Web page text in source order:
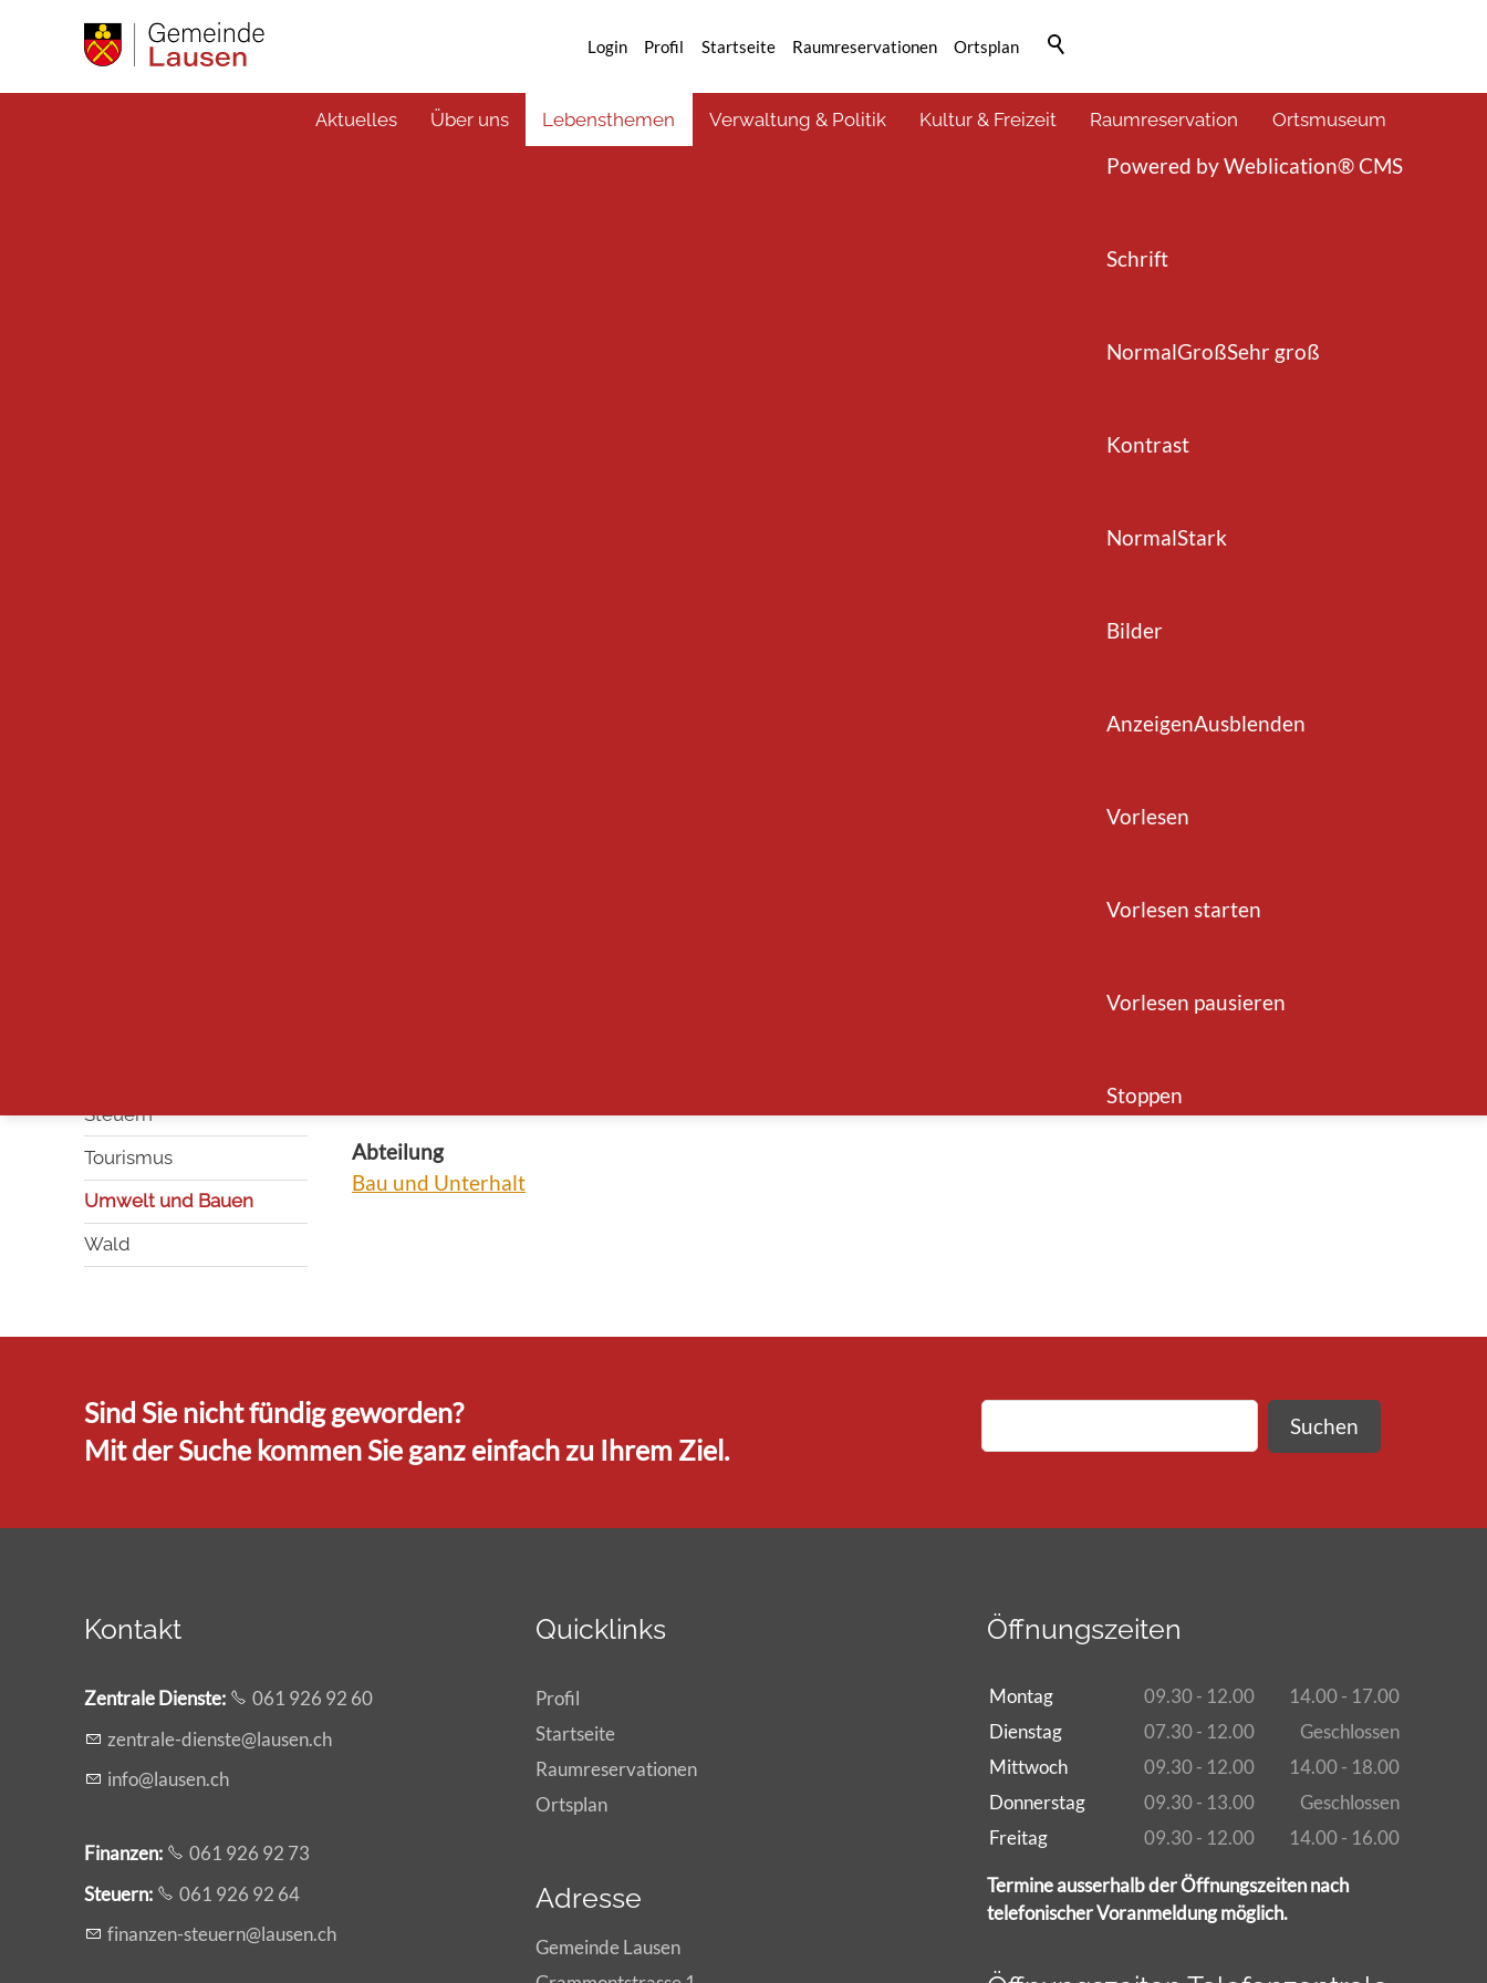
Powered by Weblication® CMS
Schrift
NormalGroßSehr groß
Kontrast
NormalStark
Bilder
AnzeigenAusblenden
Vorlesen
Vorlesen starten
Vorlesen pausieren
Stoppen
Profil Startseite Raumreservationen Ortsplan
Login
Aktuelles Über uns Lebensthemen Verwaltung & Politik Kultur & Freizeit Raumreservation Ortsmuseum
Steuern
Tourismus
Umwelt und Bauen
Wald
Abteilung
Bau und Unterhalt
Sind Sie nicht fündig geworden?
Mit der Suche kommen Sie ganz einfach zu Ihrem Ziel.
Suchen
Kontakt
Zentrale Dienste:
061 926 92 60
z ntr l -d nst l s nch
nf
l s nch
Finanzen:
061 926 92 73
Steuern:
061 926 92 64
f n nz n-st rn l s nch
Quicklinks
Profil
Startseite
Raumreservationen
Ortsplan
Adresse
Gemeinde Lausen
Öffnungszeiten
Montag 09.30 - 12.00
14.00 - 17.00
Dienstag
07.30 - 12.00
Geschlossen
Mittwoch
09.30 - 12.00
14.00 - 18.00
Donnerstag
09.30 - 13.00
Geschlossen
Freitag
09.30 - 12.00 14.00 - 16.00
Termine ausserhalb der Öffnungszeiten nach
telefonischer Voranmeldung möglich.